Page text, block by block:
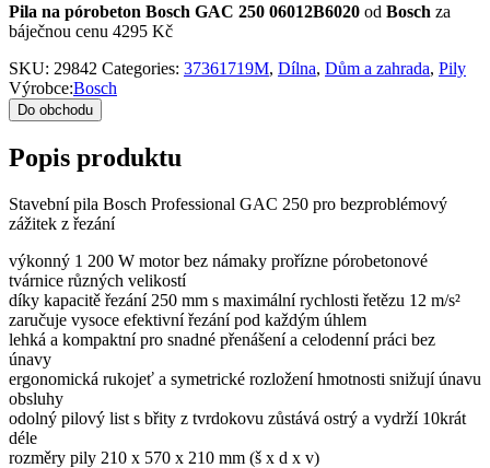
Pila na pórobeton Bosch GAC 250 06012B6020 od Bosch za
báječnou cenu 4295 Kč
SKU: 29842 Categories: 37361719M, Dílna, Dům a zahrada, Pily
Výrobce:Bosch
Do obchodu
Popis produktu
Stavební pila Bosch Professional GAC 250 pro bezproblémový
zážitek z řezání
výkonný 1 200 W motor bez námaky prořízne pórobetonové
tvárnice různých velikostí
díky kapacitě řezání 250 mm s maximální rychlosti řetězu 12 m/s²
zaručuje vysoce efektivní řezání pod každým úhlem
lehká a kompaktní pro snadné přenášení a celodenní práci bez
únavy
ergonomická rukojeť a symetrické rozložení hmotnosti snižují únavu
obsluhy
odolný pilový list s břity z tvrdokovu zůstává ostrý a vydrží 10krát
déle
rozměry pily 210 x 570 x 210 mm (š x d x v)